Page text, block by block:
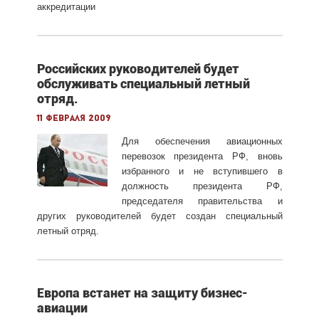
аккредитации
Российских руководителей будет
обслуживать специальный летный
отряд.
11 февраля 2009
Для обеспечения авиационных
перевозок президента РФ, вновь
избранного и не вступившего в
должность президента РФ,
председателя правительства и
других руководителей будет создан специальный
летный отряд.
Европа встанет на защиту бизнес-
авиации